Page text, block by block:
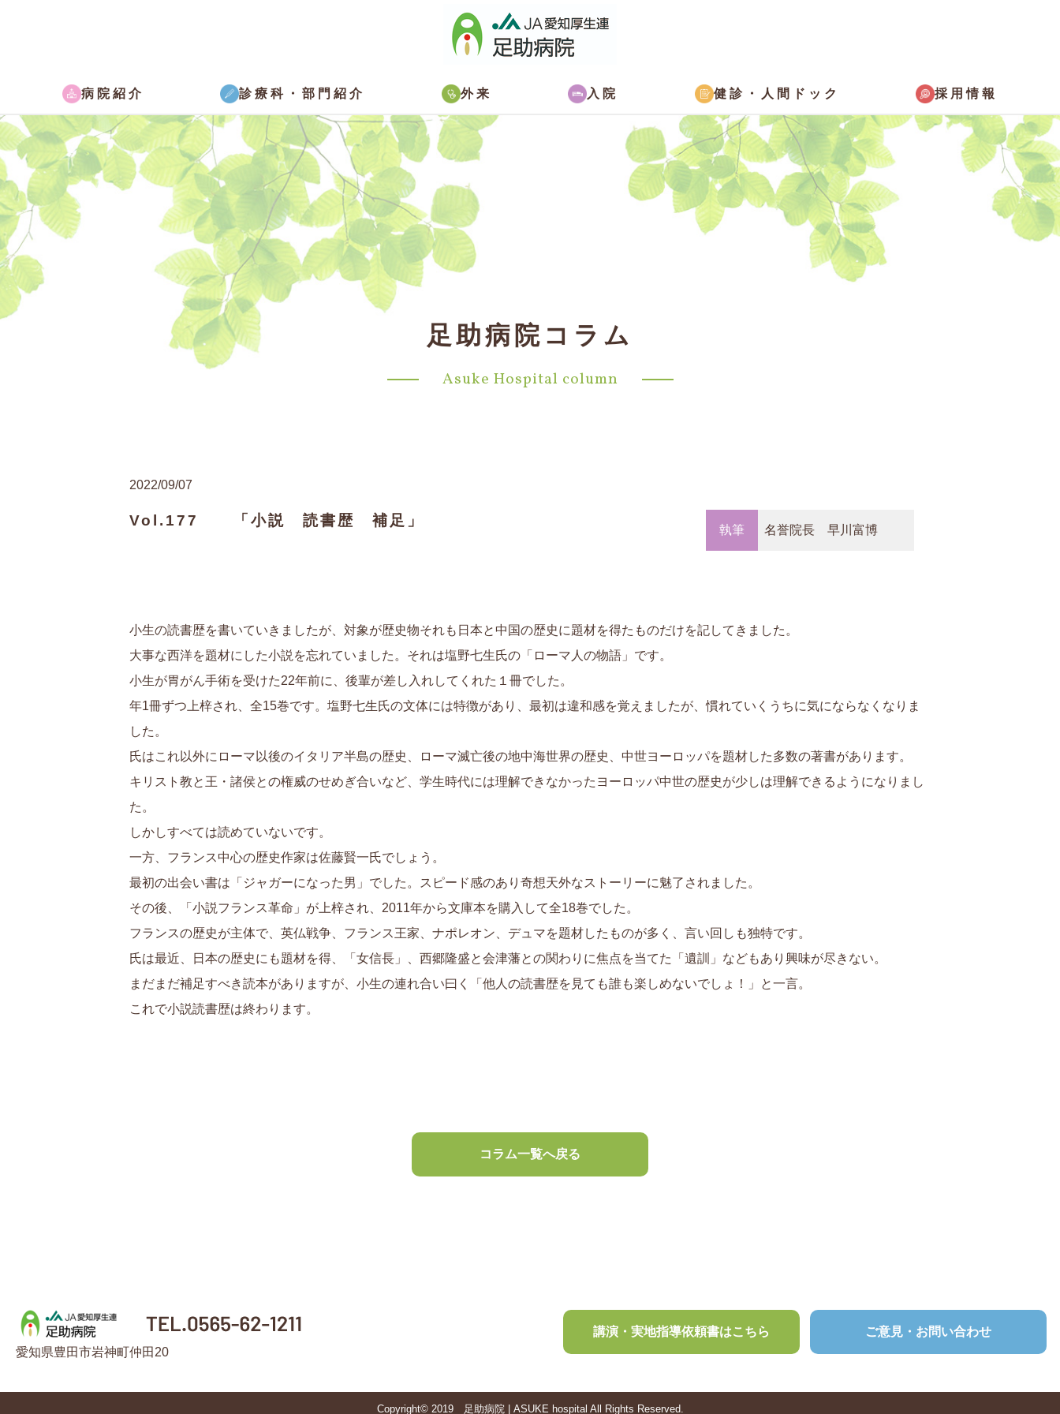
病院紹介 診療科・部門紹介 外来 入院 健診・ 人間ドック 採用情報
足助病院コラム
Asuke Hospital column
2022/09/07
Vol.177 「小説 読書歴 補足」
執筆 名誉院長 早川富博
小生の読書歴を書いていきましたが、対象が歴史物それも日本と中国の歴史に題材を得たものだけを記してきました。
大事な西洋を題材にした小説を忘れていました。それは塩野七生氏の「ローマ人の物語」です。
小生が胃がん手術を受けた22年前に、後輩が差し入れしてくれた１冊でした。
年1冊ずつ上梓され、全15巻です。塩野七生氏の文体には特徴があり、最初は違和感を覚えましたが、慣れていくうちに気にならなくなりま
した。
氏はこれ以外にローマ以後のイタリア半島の歴史、ローマ滅亡後の地中海世界の歴史、中世ヨーロッパを題材した多数の著書があります。
キリスト教と王・諸侯との権威のせめぎ合いなど、学生時代には理解できなかったヨーロッパ中世の歴史が少しは理解できるようになりまし
た。
しかしすべては読めていないです。
一方、フランス中心の歴史作家は佐藤賢一氏でしょう。
最初の出会い書は「ジャガーになった男」でした。スピード感のあり奇想天外なストーリーに魅了されました。
その後、「小説フランス革命」が上梓され、2011年から文庫本を購入して全18巻でした。
フランスの歴史が主体で、英仏戦争、フランス王家、ナポレオン、デュマを題材したものが多く、言い回しも独特です。
氏は最近、日本の歴史にも題材を得、「女信長」、西郷隆盛と会津藩との関わりに焦点を当てた「遺訓」などもあり興味が尽きない。
まだまだ補足すべき読本がありますが、小生の連れ合い曰く「他人の読書歴を見ても誰も楽しめないでしょ！」と一言。
これで小説読書歴は終わります。
コラム一覧へ戻る
愛知県豊田市岩神町仲田20
講演・実地指導依頼書はこちら ご意見・お問い合わせ
Copyright© 2019 足助病院 | ASUKE hospital All Rights Reserved.